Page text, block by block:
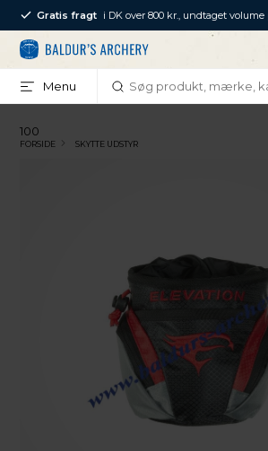
Gratis fragt i DK over 800 kr., undtaget
Menu
100
FORSIDE SKYTTE UDSTYR